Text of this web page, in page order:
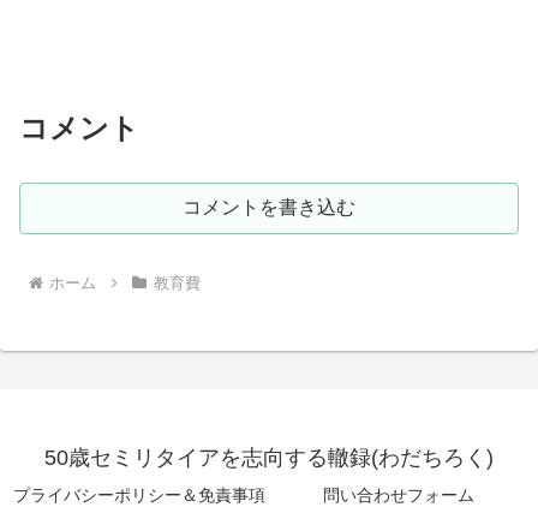
コメント
コメントを書き込む
ホーム 教育費
50歳セミリタイアを志向する轍録(わだちろく)
プライバシーポリシー＆免責事項 問い合わせフォーム